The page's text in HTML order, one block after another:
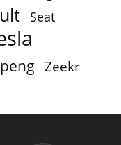
Seat
Zeekr